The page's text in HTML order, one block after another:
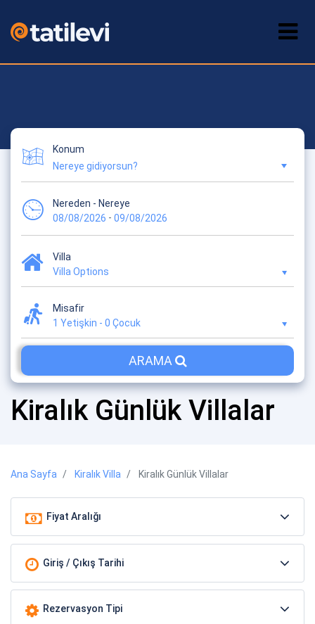
Konum
Nereden - Nereye
08/08/2026 - 09/08/2026
Villa
Villa Options
Misafir
1 Yetişkin - 0 Çocuk
ARAMA
Kiralık Günlük Villalar
Ana Sayfa Kiralık Villa Kiralık Günlük Villalar
Fiyat Aralığı
Giriş / Çıkış Tarihi
Rezervasyon Tipi